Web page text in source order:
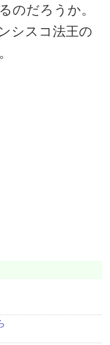
のだろうか。
シスコ法王の